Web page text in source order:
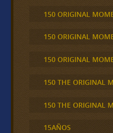
150 ORIGINAL
150 ORIGINAL
150 ORIGINAL
150 THE ORIGINAL
150 THE ORIGINAL
15AÑOS